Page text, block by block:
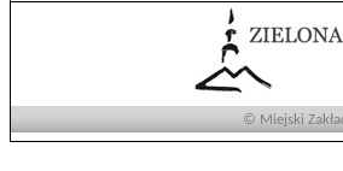
© Miejski